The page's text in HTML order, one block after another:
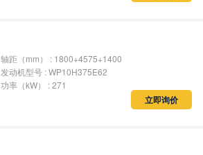
轴距（mm） : 1800+4575+1400
发动机型号 : WP10H375E62
功率（kW） : 271
立即询价